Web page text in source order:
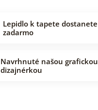
Lepidlo k tapete dostanete
zadarmo
Navrhnuté našou grafickou
dizajnérkou